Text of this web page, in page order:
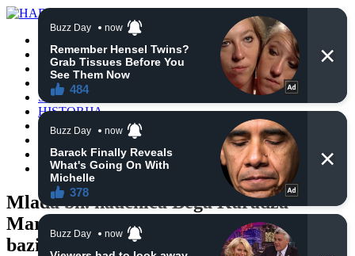
VIJESTI
BIH
TURSKA
SVIJET
HISTORIJA
RELIGIJA
ZANIMLJIVOSTI
CRNA HRONIKA
OBAVIJESTI
Mlada bh. naučnica Bega Karadža
Martinović razvila nove LED diode
bazirane na kvantnim tačkama